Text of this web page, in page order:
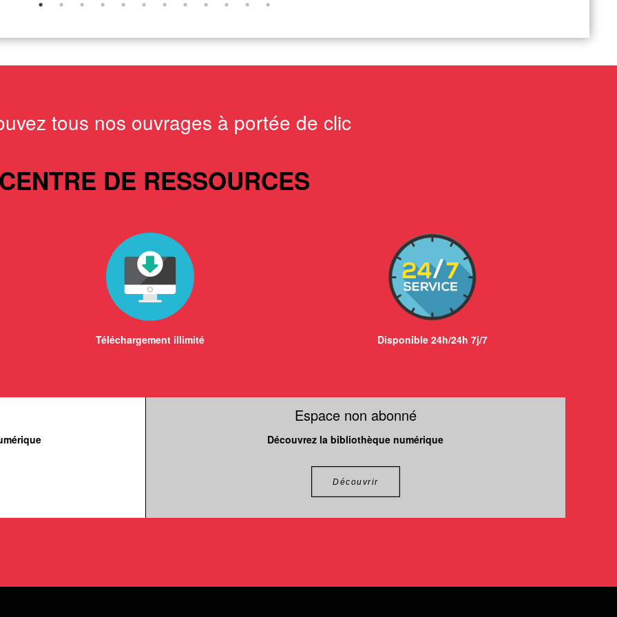
tous nos ouvrages à portée de clic
DE RESSOURCES
Téléchargement illimité Disponible 24h/24h 7j/7
Espace non abonné
Découvrez la bibliothèque numérique
Découvrir